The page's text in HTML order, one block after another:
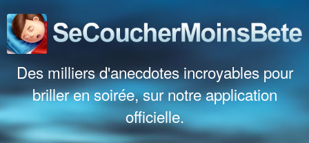
Des milliers d'anecdotes incroyables pour
briller en soirée, sur notre application
officielle.